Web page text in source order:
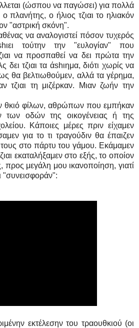
(ώσπου να παγώσει) για πολλά
πλανήτης, ο ήλιος τζιαι το ηλιακόν
"αστρική σκόνη".
να αναλογιστεί πόσον τυχερός
τούτην την "ευλογίαν" που
να προσπαθεί να δει πρώτα την
δει τζιαι τα άshιημα, διότι χωρίς να
θα βελτιωθούμεν, αλλά τα γέρημα,
τζιαι τη μιζέρκαν. Μιαν ζωήν την
θκιό φίλων, αθρώπων που εμπήκαν
οδών της οικογένειας ή της
Κάποιες μέρες πριν είχαμεν
για το τι τραγούδιν θα έπαιζεν
στο πάρτυ του γάμου. Εκάμαμεν
εκαταλήξαμεν στο εξής, το οποίον
προς μεγάλη μου ικανοποίηση, γιατί
"συνεισφοράν":
εκτέλεσην του τραουθκιού (οι